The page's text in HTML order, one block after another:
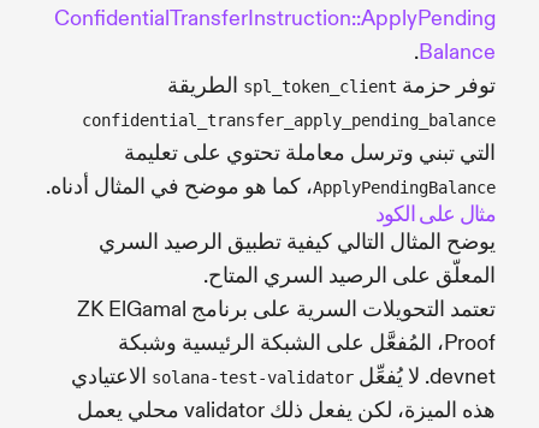
ConfidentialTransferInstruction::ApplyPending
Balance
.
توفر حزمة spl_token_client الطريقة
confidential_transfer_apply_pending_balance
التي تبني وترسل معاملة تحتوي على تعليمة
ApplyPendingBalance، كما هو موضح في المثال أدناه.
مثال على الكود
يوضح المثال التالي كيفية تطبيق الرصيد السري
المعلّق على الرصيد السري المتاح.
تعتمد التحويلات السرية على برنامج ZK ElGamal
Proof، المُفعَّل على الشبكة الرئيسية وشبكة
devnet. لا يُفعِّل
solana-test-validator الاعتيادي
هذه الميزة، لكن يفعل ذلك validator محلي يعمل